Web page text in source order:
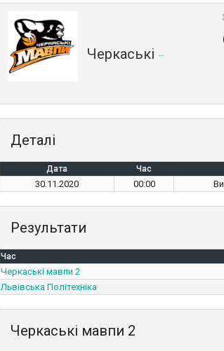
Черкаські мавпи 2
Деталі
Дата Час
30.11.2020 00:00
Результати
Час
Черкаські мавпи 2
Львівська Політехніка
Черкаські мавпи 2